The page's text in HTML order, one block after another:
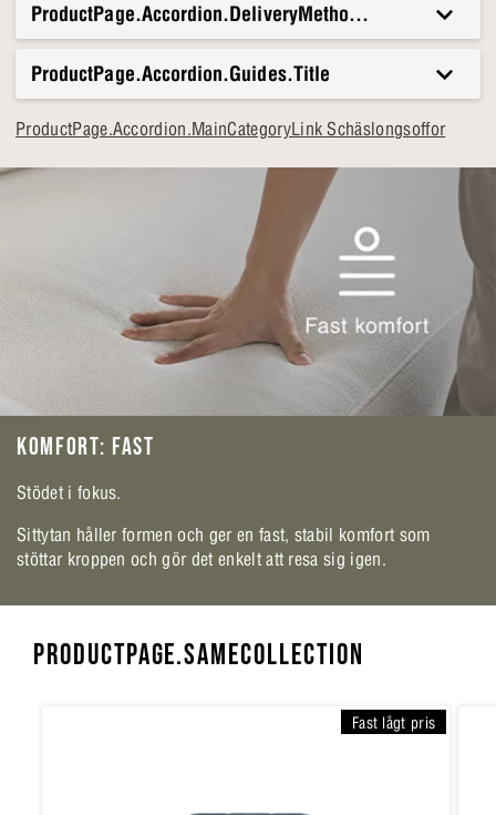
ProductPage.Accordion.DeliveryMethods.Title
ProductPage.Accordion.Guides.Title
ProductPage.Accordion.MainCategoryLink Schäslongsoffor
KOMFORT: FAST
Stödet i fokus.
Sittytan håller formen och ger en fast, stabil komfort som
stöttar kroppen och gör det enkelt att resa sig igen.
PRODUCTPAGE.SAMECOLLECTION
Fast lågt pris